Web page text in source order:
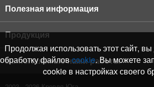
АКЦИИ
Бренды
Отзывы о Нас
Полезная информация
Кровельные материалы
Фасадные материалы
Водосточные системы
Продукция
Подбор черепицы Shinglas
Подбор черепицы Katepal
Выполняемые нами работы
Продолжая использовать этот сайт, вы
обработку файловcookie. Вы можете
cookie в настройках своего